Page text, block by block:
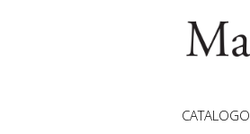
CATALOGO